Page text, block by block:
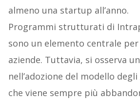
almeno una startup all’anno.
Programmi strutturati di
sono un elemento centrale per
aziende. Tuttavia, si osserva
nell’adozione del modello
che viene sempre più